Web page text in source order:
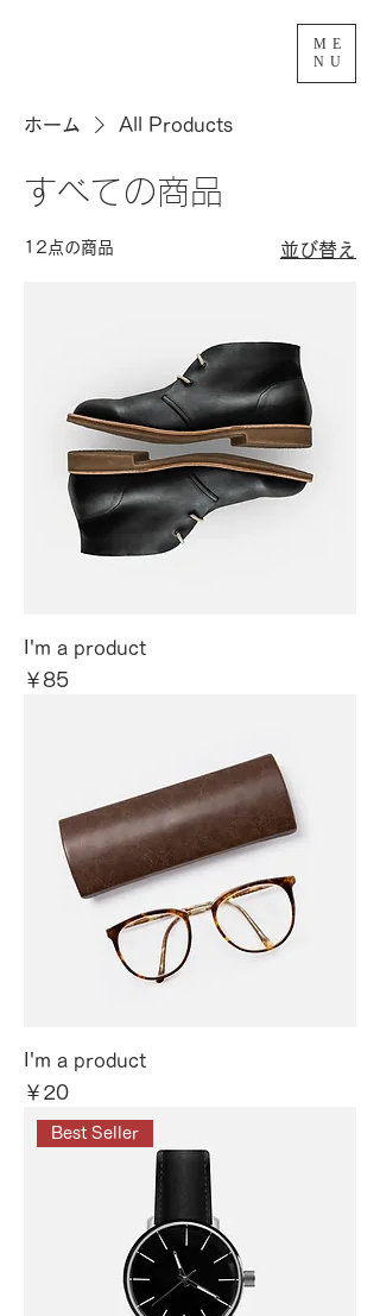
ME
NU
ホーム All Products
すべての商品
12点の商品 並び替え
I'm a product
価格
￥85
I'm a product
価格
￥20
Best Seller